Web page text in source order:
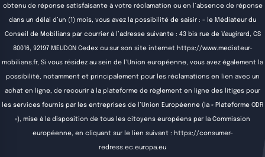
obtenu de réponse satisfaisante à votre réclamation ou en l’absence de réponse
dans un délai d’un (1) mois, vous avez la possibilité de saisir : - le Médiateur du
Conseil de Mobilians par courrier à l’adresse suivante : 43 bis rue de Vaugirard, CS
80016, 92197 MEUDON Cedex ou sur son site internet https://www.mediateur-
mobilians.fr, Si vous résidez au sein de l’Union européenne, vous avez également la
possibilité, notamment et principalement pour les réclamations en lien avec un
achat en ligne, de recourir à la plateforme de règlement en ligne des litiges pour
les services fournis par les entreprises de l’Union Européenne (la « Plateforme ODR
»), mise à la disposition de tous les citoyens européens par la Commission
européenne, en cliquant sur le lien suivant : https://consumer-
redress.ec.europa.eu